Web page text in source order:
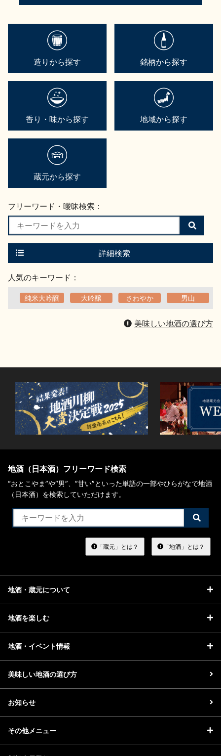
造りから探す 銘柄から探す
香り・味から探す 地域から探す
蔵元から探す
フリーワード・曖昧検索：
検
索
す
詳細検索
人気のキーワード：
純米大吟醸 大吟醸 さわやか 男山
美味しい地酒の選び方
地酒（日本酒）フリーワード検索
“おとこやま”や“男”、”甘い”といった単語の一部やひらがなで地酒
（日本酒）を検索していただけます。
検
索
る
「蔵元」とは？ 「地酒」とは？
地酒・蔵元について
地酒を楽しむ
地酒・イベント情報
美味しい地酒の選び方
お知らせ
その他メニュー